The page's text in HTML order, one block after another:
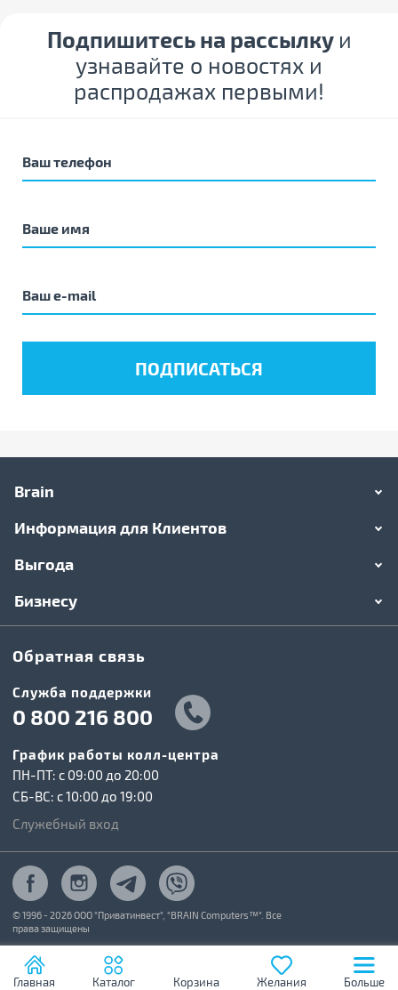
Подпишитесь на рассылку и
узнавайте о новостях и
распродажах первыми!
Brain
Информация для Клиентов
Выгода
Бизнесу
Обратная связь
Служба поддержки
0 800 216 800
График работы колл-центра
ПН-ПТ: c 09:00 до 20:00
СБ-ВС: c 10:00 до 19:00
Служебный вход
© 1996 - 2026 ООО "Приватинвест", "BRAIN Computers™". Все
права защищены
Главная Каталог Корзина Желания Больше